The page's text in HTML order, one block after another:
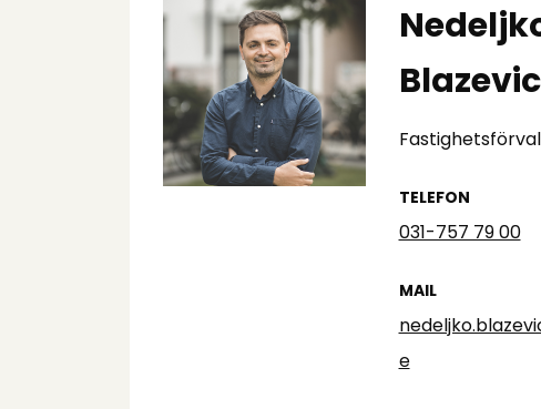
Blazevic
TELEFON
031-757 79 00
MAIL
e